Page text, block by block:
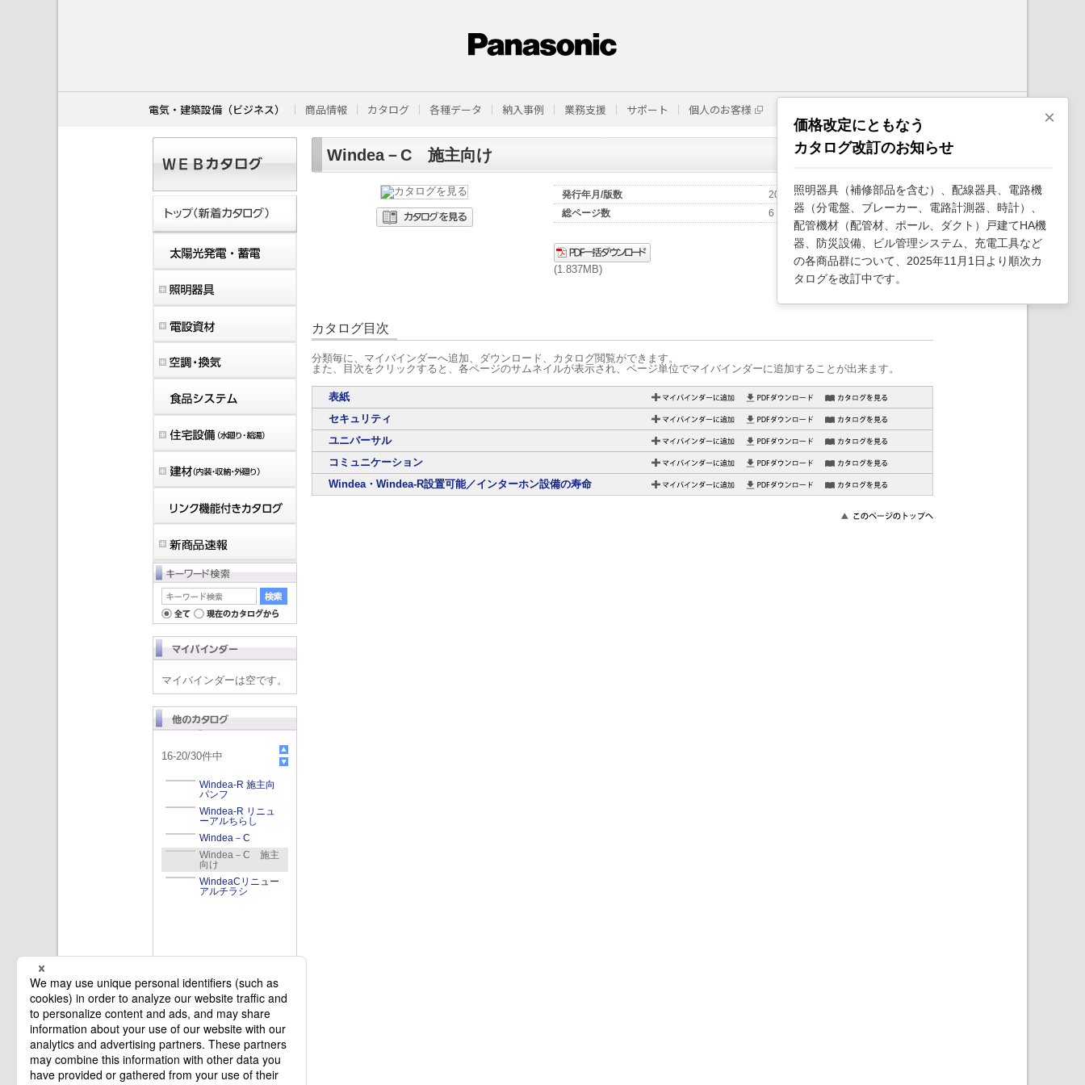
電気・建築設備（ビジネス） 商品情報 カタログ 各種データ 納入事例 業務支援 サポート 個人のお客様
Windea－C 施主向け
発行年月/版数
2023年5月
総ページ数
6
(1.837MB)
カタログ目次
分類毎に、マイバインダーへ追加、ダウンロード、カタログ閲覧ができます。
また、目次をクリックすると、各ページのサムネイルが表示され、ページ単位でマイバインダーに追加することが出来ます。
表紙
セキュリティ
ユニバーサル
コミュニケーション
Windea・Windea-R設置可能／インターホン設備の寿命
マイバインダーは空です。
16-20/30件中
Windea-R 施主向
パンフ
Windea-R リニュ
ーアルちらし
Windea－C
Windea－C 施主
向け
WindeaCリニュー
アルチラシ
×
価格改定にともなう
カタログ改訂のお知らせ
照明器具（補修部品を含む）、配線器具、電路機
器（分電盤、ブレーカー、電路計測器、時計）、
配管機材（配管材、ポール、ダクト）戸建てHA機
器、防災設備、ビル管理システム、充電工具など
の各商品群について、2025年11月1日より順次カ
タログを改訂中です。